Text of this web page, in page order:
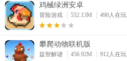
鸡械绿洲安卓
冒险游戏 552.13M
490人在玩
攀爬动物联机版
益智解谜 456.92M
912人在玩